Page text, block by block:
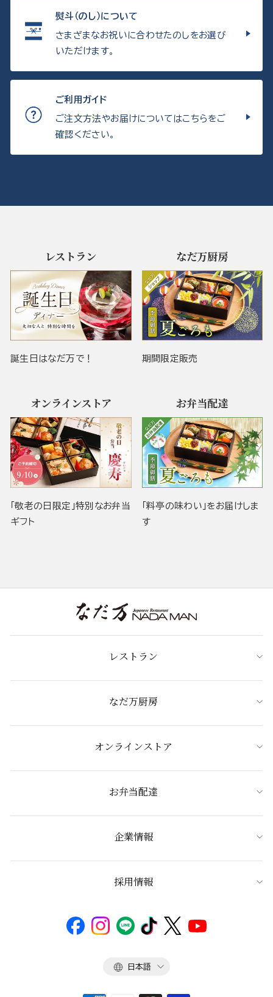
熨斗（のし）について
さまざまなお祝いに合わせたのしをお選び
いただけます。
ご利用ガイド
ご注文方法やお届けについてはこちらをご
確認ください。
レストラン
誕生日はなだ万で！
なだ万厨房
期間限定販売
オンラインストア
「敬老の日限定」特別なお弁当
ギフト
お弁当配達
「料亭の味わい」をお届けしま
す
レストラン
なだ万厨房
オンラインストア
お弁当配達
企業情報
採用情報
言
日本語